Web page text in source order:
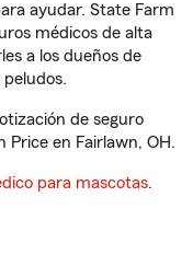
ayudar. State Farm
médicos de alta
a los dueños de
de seguro
Price en Fairlawn, OH.
para mascotas.